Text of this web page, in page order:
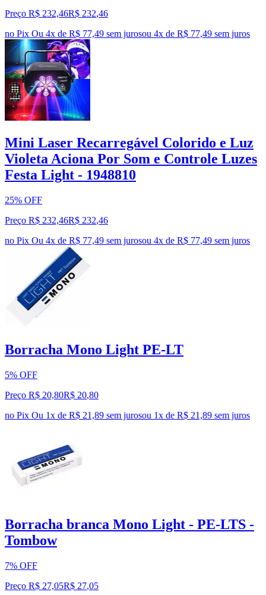
Preço R$ 232,46R$ 232,46
no Pix Ou 4x de R$ 77,49 sem jurosou 4x de R$ 77,49 sem juros
Mini Laser Recarregável Colorido e Luz
Violeta Aciona Por Som e Controle Luzes
Festa Light - 1948810
25% OFF
Preço R$ 232,46R$ 232,46
no Pix Ou 4x de R$ 77,49 sem jurosou 4x de R$ 77,49 sem juros
Borracha Mono Light PE-LT
5% OFF
Preço R$ 20,80R$ 20,80
no Pix Ou 1x de R$ 21,89 sem jurosou 1x de R$ 21,89 sem juros
Borracha branca Mono Light - PE-LTS -
Tombow
7% OFF
Preço R$ 27,05R$ 27,05